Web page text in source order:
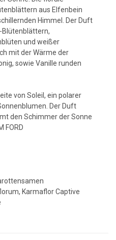
aus Elfenbein
Himmel. Der Duft
und weißer
mit der Wärme der
sowie Vanille runden
von Soleil, ein polarer
Der Duft
den Schimmer der Sonne
FORD
Karmaflor Captive